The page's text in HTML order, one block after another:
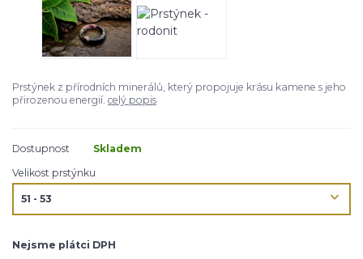
Prstýnek z přírodních minerálů, který propojuje krásu kamene s jeho
přirozenou energií. celý popis
Dostupnost
Skladem
Velikost prstýnku
Nejsme plátci DPH